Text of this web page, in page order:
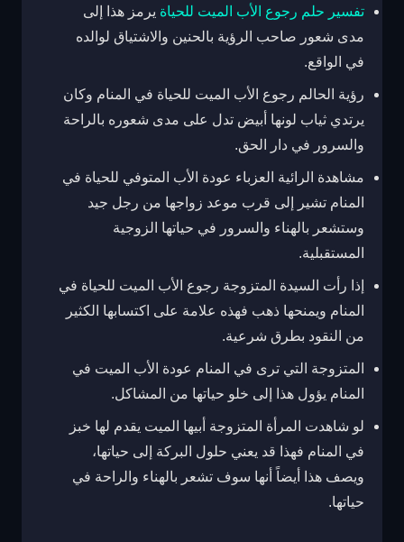
تفسير حلم رجوع الأب الميت للحياة يرمز هذا إلى
مدى شعور صاحب الرؤية بالحنين والاشتياق لوالده
في الواقع.
رؤية الحالم رجوع الأب الميت للحياة في المنام وكان
يرتدي ثياب لونها أبيض تدل على مدى شعوره بالراحة
والسرور في دار الحق.
مشاهدة الرائية العزباء عودة الأب المتوفي للحياة في
المنام تشير إلى قرب موعد زواجها من رجل جيد
وستشعر بالهناء والسرور في حياتها الزوجية
المستقبلية.
إذا رأت السيدة المتزوجة رجوع الأب الميت للحياة في
المنام ويمنحها ذهب فهذه علامة على اكتسابها الكثير
من النقود بطرق شرعية.
المتزوجة التي ترى في المنام عودة الأب الميت في
المنام يؤول هذا إلى خلو حياتها من المشاكل.
لو شاهدت المرأة المتزوجة أبيها الميت يقدم لها خبز
في المنام فهذا قد يعني حلول البركة إلى حياتها،
ويصف هذا أيضاً أنها سوف تشعر بالهناء والراحة في
حياتها.